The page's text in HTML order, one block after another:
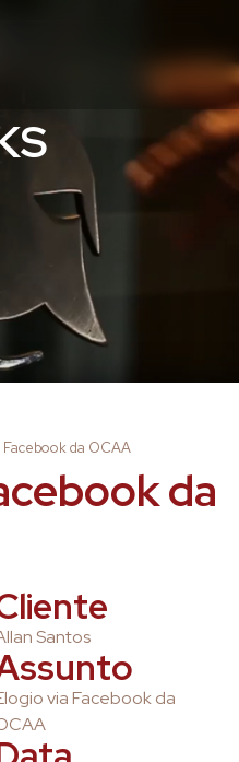
Facebook da OCAA
da
Santos
via Facebook da